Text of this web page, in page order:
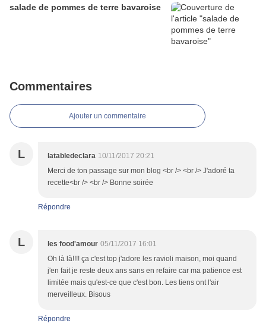
salade de pommes de terre bavaroise
Commentaires
Ajouter un commentaire
L latabledeclara 10/11/2017 20:21
Merci de ton passage sur mon blog <br /> <br /> J'adoré ta
recette<br /> <br /> Bonne soirée
Répondre
L les food'amour 05/11/2017 16:01
Oh là là!!!! ça c'est top j'adore les ravioli maison, moi quand
j'en fait je reste deux ans sans en refaire car ma patience est
limitée mais qu'est-ce que c'est bon. Les tiens ont l'air
merveilleux. Bisous
Répondre